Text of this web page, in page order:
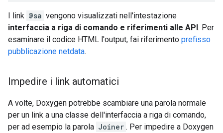
I link @sa vengono visualizzati nell'intestazione
interfaccia a riga di comando e riferimenti alle API. Per
esaminare il codice HTML l'output, fai riferimento prefisso
pubblicazione netdata.
Impedire i link automatici
A volte, Doxygen potrebbe scambiare una parola normale
per un link a una classe dell'interfaccia a riga di comando,
per ad esempio la parola Joiner . Per impedire a Doxygen